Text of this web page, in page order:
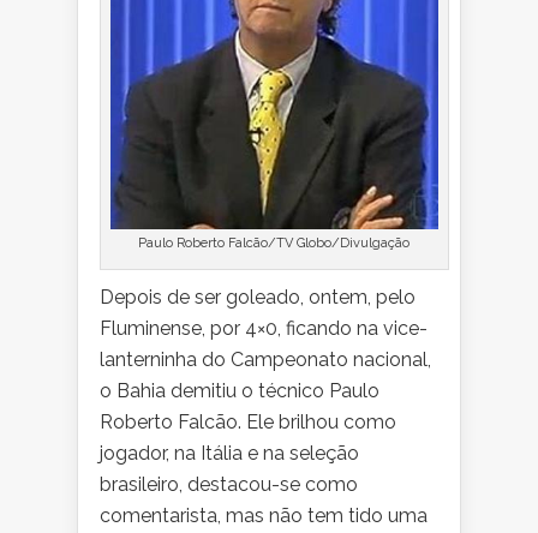
Paulo Roberto Falcão/TV Globo/Divulgação
Depois de ser goleado, ontem, pelo
Fluminense, por 4×0, ficando na vice-
lanterninha do Campeonato nacional,
o Bahia demitiu o técnico Paulo
Roberto Falcão. Ele brilhou como
jogador, na Itália e na seleção
brasileiro, destacou-se como
comentarista, mas não tem tido uma